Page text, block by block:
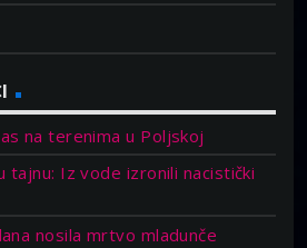
na terenima u Poljskoj
tajnu: Iz vode izronili nacistički
nosila mrtvo mladunče